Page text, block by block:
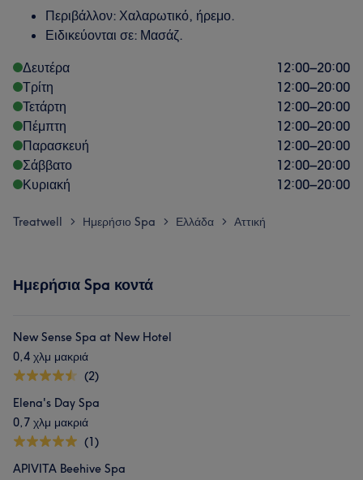
Περιβάλλον: Χαλαρωτικό, ήρεμο.
Ειδικεύονται σε: Μασάζ.
Δευτέρα
12:00–20:00
Τρίτη
12:00–20:00
Τετάρτη
12:00–20:00
Πέμπτη
12:00–20:00
Παρασκευή
12:00–20:00
Σάββατο
12:00–20:00
Κυριακή
12:00–20:00
Treatwell > Ημερήσιο Spa > Ελλάδα > Αττική
Ημερήσια Spa κοντά
New Sense Spa at New Hotel
0,4 χλμ μακριά
(2)
Elena's Day Spa
0,7 χλμ μακριά
(1)
APIVITA Beehive Spa